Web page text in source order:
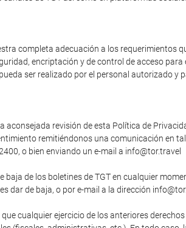
completa adecuación a los requerimientos
encriptación y de control de acceso
ser realizado por el personal autorizado y
aconsejada revisión de esta Política de
remitiéndonos una comunicación en
o bien enviando un e-mail a info@tor.travel
baja de los boletines de TGT en cualquier
dar de baja, o por e-mail a la dirección
cualquier ejercicio de los anteriores